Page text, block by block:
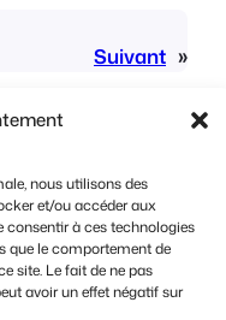
nous utilisons des
et/ou accéder aux
consentir à ces technologies
que le comportement de
site. Le fait de ne pas
avoir un effet négatif sur
Suivant »
Tous droits